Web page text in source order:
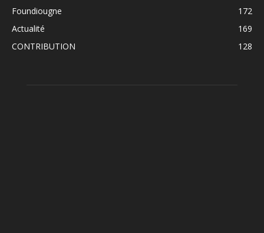
Foundiougne
172
Actualité
169
CONTRIBUTION
128